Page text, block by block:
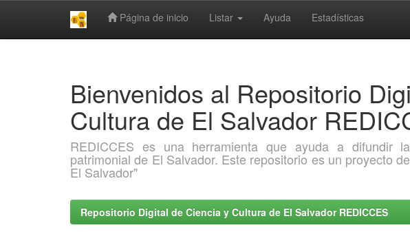
Página de inicio Listar Ayuda Estadísticas
Bienvenidos al Repositorio
Cultura de El Salvador
REDICCES es una herramienta que ayuda a difundir
patrimonial de El Salvador. Este repositorio es un proyecto
El Salvador"
Repositorio Digital de Ciencia y Cultura de El Salvador REDICCES